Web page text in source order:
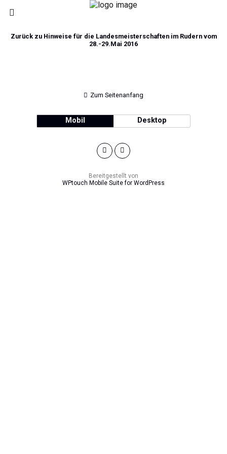
Zurück zu Hinweise für die Landesmeisterschaften im Rudern vom
28.-29.Mai 2016
Zum Seitenanfang
Mobil Desktop
Bereitgestellt von
WPtouch Mobile Suite for WordPress